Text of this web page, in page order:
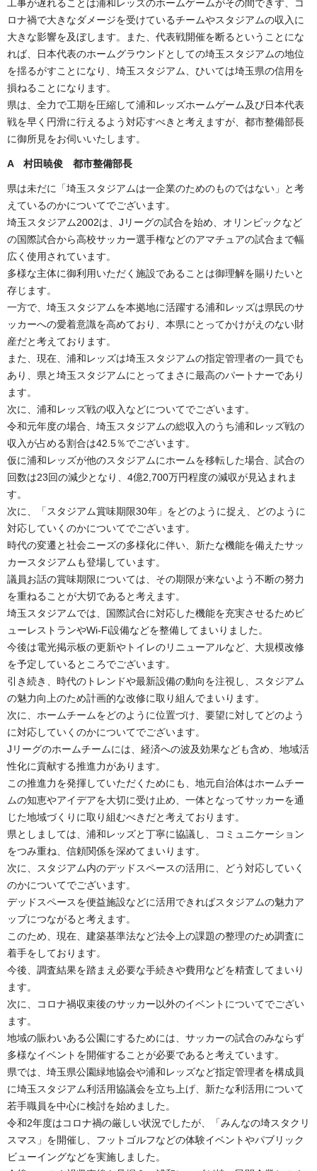
工事が遅れることは浦和レッズのホームゲームがその間できず、コ
ロナ禍で大きなダメージを受けているチームやスタジアムの収入に
大きな影響を及ぼします。また、代表戦開催を断るということにな
れば、日本代表のホームグラウンドとしての埼玉スタジアムの地位
を揺るがすことになり、埼玉スタジアム、ひいては埼玉県の信用を
損ねることになります。
県は、全力で工期を圧縮して浦和レッズホームゲーム及び日本代表
戦を早く円滑に行えるよう対応すべきと考えますが、都市整備部長
に御所見をお伺いいたします。
A 村田暁俊 都市整備部長
県は未だに「埼玉スタジアムは一企業のためのものではない」と考
えているのかについてでございます。
埼玉スタジアム2002は、Jリーグの試合を始め、オリンピックなど
の国際試合から高校サッカー選手権などのアマチュアの試合まで幅
広く使用されています。
多様な主体に御利用いただく施設であることは御理解を賜りたいと
存じます。
一方で、埼玉スタジアムを本拠地に活躍する浦和レッズは県民のサ
ッカーへの愛着意識を高めており、本県にとってかけがえのない財
産だと考えております。
また、現在、浦和レッズは埼玉スタジアムの指定管理者の一員でも
あり、県と埼玉スタジアムにとってまさに最高のパートナーであり
ます。
次に、浦和レッズ戦の収入などについてでございます。
令和元年度の場合、埼玉スタジアムの総収入のうち浦和レッズ戦の
収入が占める割合は42.5％でございます。
仮に浦和レッズが他のスタジアムにホームを移転した場合、試合の
回数は23回の減少となり、4億2,700万円程度の減収が見込まれま
す。
次に、「スタジアム賞味期限30年」をどのように捉え、どのように
対応していくのかについてでございます。
時代の変遷と社会ニーズの多様化に伴い、新たな機能を備えたサッ
カースタジアムも登場しています。
議員お話の賞味期限については、その期限が来ないよう不断の努力
を重ねることが大切であると考えます。
埼玉スタジアムでは、国際試合に対応した機能を充実させるためビ
ューレストランやWi-Fi設備などを整備してまいりました。
今後は電光掲示板の更新やトイレのリニューアルなど、大規模改修
を予定しているところでございます。
引き続き、時代のトレンドや最新設備の動向を注視し、スタジアム
の魅力向上のため計画的な改修に取り組んでまいります。
次に、ホームチームをどのように位置づけ、要望に対してどのよう
に対応していくのかについてでございます。
Jリーグのホームチームには、経済への波及効果なども含め、地域活
性化に貢献する推進力があります。
この推進力を発揮していただくためにも、地元自治体はホームチー
ムの知恵やアイデアを大切に受け止め、一体となってサッカーを通
じた地域づくりに取り組むべきだと考えております。
県としましては、浦和レッズと丁寧に協議し、コミュニケーション
をつみ重ね、信頼関係を深めてまいります。
次に、スタジアム内のデッドスペースの活用に、どう対応していく
のかについてでございます。
デッドスペースを便益施設などに活用できればスタジアムの魅力ア
ップにつながると考えます。
このため、現在、建築基準法など法令上の課題の整理のため調査に
着手をしております。
今後、調査結果を踏まえ必要な手続きや費用などを精査してまいり
ます。
次に、コロナ禍収束後のサッカー以外のイベントについてでござい
ます。
地域の賑わいある公園にするためには、サッカーの試合のみならず
多様なイベントを開催することが必要であると考えています。
県では、埼玉県公園緑地協会や浦和レッズなど指定管理者を構成員
に埼玉スタジアム利活用協議会を立ち上げ、新たな利活用について
若手職員を中心に検討を始めました。
令和2年度はコロナ禍の厳しい状況でしたが、「みんなの埼スタクリ
スマス」を開催し、フットゴルフなどの体験イベントやパブリック
ビューイングなどを実施しました。